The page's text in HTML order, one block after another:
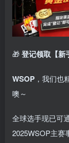
🎁 登记领取【新
WSOP ，我们也
噢～
全球选手现已可
2025WSOP主赛